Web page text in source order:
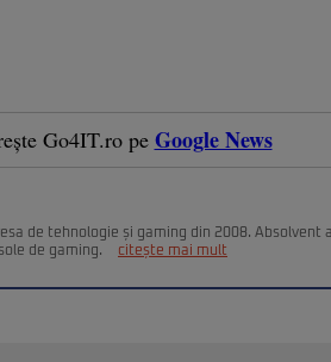
Go4IT.ro pe Google News
de tehnologie și gaming din 2008. Absolvent
de gaming.
citește mai mult